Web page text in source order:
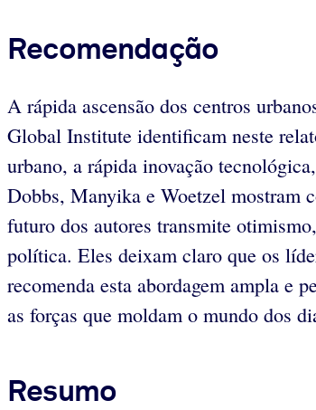
Recomendação
A rápida ascensão dos centros
Global Institute identificam neste
urbano, a rápida inovação
Dobbs, Manyika e Woetzel mostram
futuro dos autores transmite
política. Eles deixam claro que os
recomenda esta abordagem ampla e
as forças que moldam o mundo dos
Resumo